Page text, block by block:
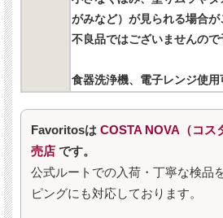
がみなど）が見られる場合が
不良品ではございませんので
食器洗浄機、電子レンジ使用
Favoritosは COSTA NOVA（コス
売店 です。
公式ルートでの入荷・丁寧な検品
ピングにも対応しております。